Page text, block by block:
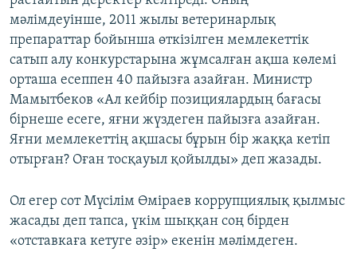
мәлімдеуінше, 2011 жылы ветеринарлық
препараттар бойынша өткізілген мемлекеттік
сатып алу конкурстарына жұмсалған ақша көлемі
орташа есеппен 40 пайызға азайған. Министр
Мамытбеков «Ал кейбір позициялардың бағасы
бірнеше есеге, яғни жүздеген пайызға азайған.
Яғни мемлекеттің ақшасы бұрын бір жаққа кетіп
отырған? Оған тосқауыл қойылды» деп жазады.
Ол егер сот Мүсілім Өміраев коррупциялық қылмыс
жасады деп тапса, үкім шыққан соң бірден
«отставкаға кетуге әзір» екенін мәлімдеген.